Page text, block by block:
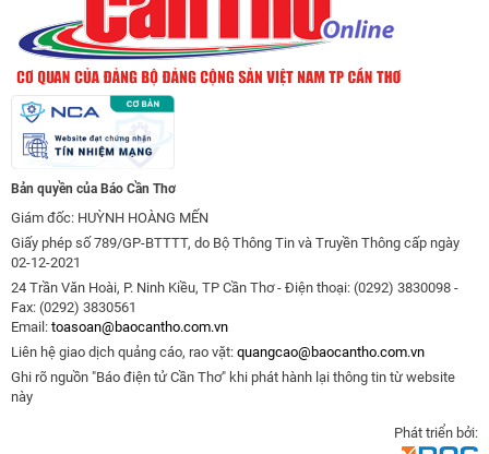
Bản quyền của Báo Cần Thơ
Giám đốc: HUỲNH HOÀNG MẾN
Giấy phép số 789/GP-BTTTT, do Bộ Thông Tin và Truyền Thông cấp ngày
02-12-2021
24 Trần Văn Hoài, P. Ninh Kiều, TP Cần Thơ - Điện thoại: (0292) 3830098 -
Fax: (0292) 3830561
Email: toasoan@baocantho.com.vn
Liên hệ giao dịch quảng cáo, rao vặt: quangcao@baocantho.com.vn
Ghi rõ nguồn "Báo điện tử Cần Thơ" khi phát hành lại thông tin từ website
này
Phát triển bởi: